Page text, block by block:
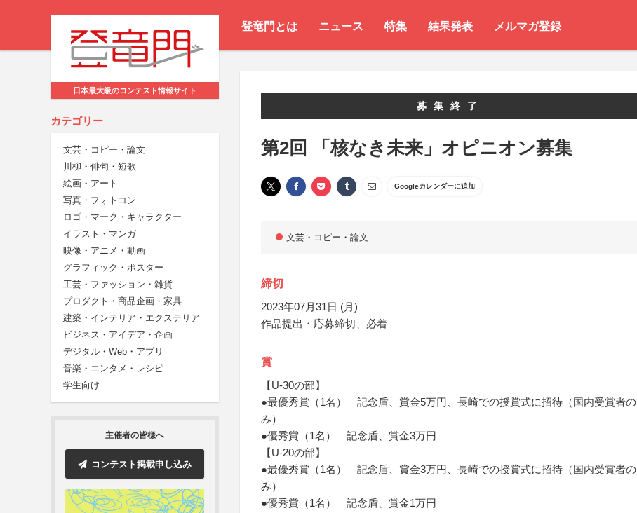
登竜門とは ニュース 特集 結果発表 メルマガ登録
日本最大級のコンテスト情報サイト
カテゴリー
文芸・コピー・論文
川柳・俳句・短歌
絵画・アート
写真・フォトコン
ロゴ・マーク・キャラクター
イラスト・マンガ
映像・アニメ・動画
グラフィック・ポスター
工芸・ファッション・雑貨
プロダクト・商品企画・家具
建築・インテリア・エクステリア
ビジネス・アイデア・企画
デジタル・Web・アプリ
音楽・エンタメ・レシピ
学生向け
主催者の皆様へ
コンテスト掲載申し込み
募集終了
第2回 「核なき未来」オピニオン募集
Googleカレンダーに追加
文芸・コピー・論文
締切
2023年07月31日 (月)
作品提出・応募締切、必着
賞
【U-30の部】
●最優秀賞（1名） 記念盾、賞金5万円、長崎での授賞式に招待（国内受賞者の
み）
●優秀賞（1名） 記念盾、賞金3万円
【U-20の部】
●最優秀賞（1名） 記念盾、賞金3万円、長崎での授賞式に招待（国内受賞者の
み）
●優秀賞（1名） 記念盾、賞金1万円